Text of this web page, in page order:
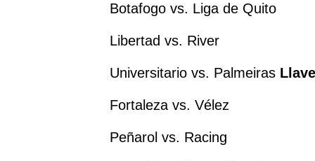
Botafogo vs. Liga de Quito
Libertad vs. River
Universitario vs. Palmeiras
Fortaleza vs. Vélez
Peñarol vs. Racing